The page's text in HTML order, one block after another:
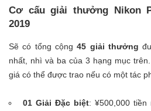
Cơ cấu giải thưởng Nikon
2019
Sẽ có tổng cộng45 giải thưởng
nhất, nhì và ba của 3 hạng mục
giá có thể được trao nếu có một tác
01 Giải Đặc biệt: ¥500,000 tiền